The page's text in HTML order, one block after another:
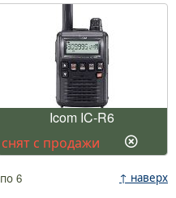
Icom IC-R6
снят с продажи
по 6 ↑ наверх